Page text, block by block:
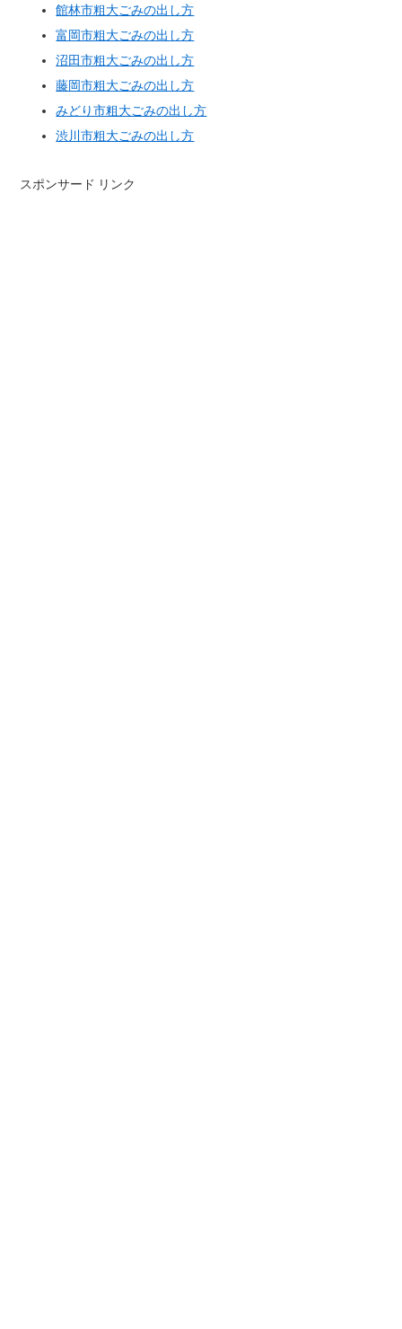
館林市粗大ごみの出し方
富岡市粗大ごみの出し方
沼田市粗大ごみの出し方
藤岡市粗大ごみの出し方
みどり市粗大ごみの出し方
渋川市粗大ごみの出し方
スポンサード リンク